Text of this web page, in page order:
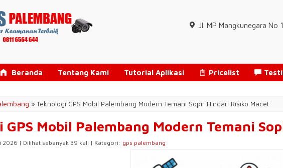
Jl. MP Mangkunegara No
Beranda Tentang Kami Tutorial Aplikasi Pricelist
»Teknologi GPS Mobil Palembang Modern Temani Sopir Hindari Risiko Macet
GPS Mobil Palembang Modern Temani
2026 | Dilihat sebanyak 39 kali | Kategori: gps palembang